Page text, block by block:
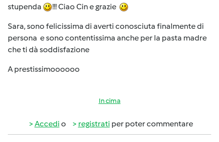
stupenda
!!! Ciao Cin e grazie
Sara, sono felicissima di averti conosciuta finalmente di
persona e sono contentissima anche per la pasta madre
che ti dà soddisfazione
A prestissimoooooo
In cima
Accedi o registrati per poter commentare